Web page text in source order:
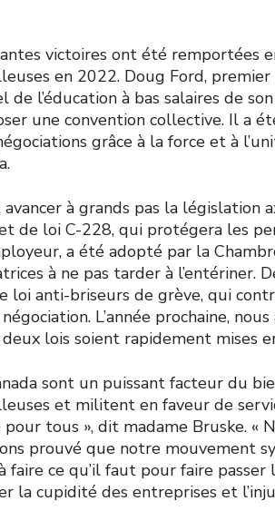
victoires ont été remportées
en 2022. Doug Ford,
de l’éducation à bas salaires de
une convention collective. Il a
grâce à la force et à
à grands pas la législation
de loi C-228, qui protégera les
a été adopté par la
à ne pas tarder à l’entériner.
loi anti-briseurs de grève, qui
L’année prochaine,
lois soient rapidement mises
sont un puissant facteur du
et militent en faveur de
tous », dit madame Bruske. «
prouvé que notre mouvement
faire ce qu’il faut pour faire
la cupidité des entreprises et